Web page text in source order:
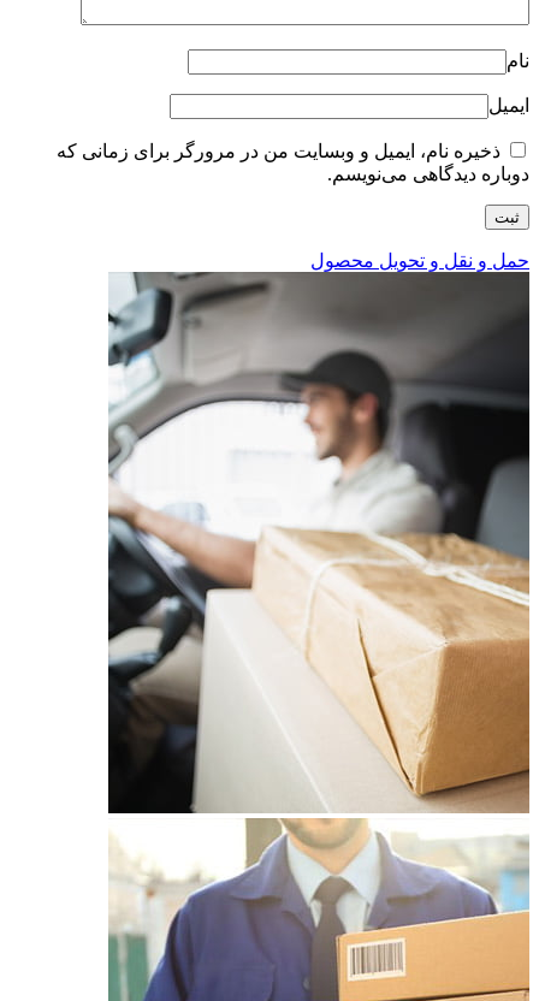
نام
ایمیل
ذخیره نام، ایمیل و وبسایت من در مرورگر برای زمانی که
دوباره دیدگاهی می‌نویسم.
حمل و نقل و تحویل محصول